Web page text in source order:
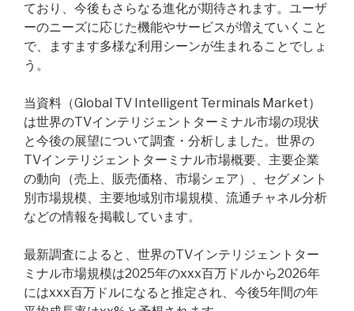
ており、今後もさらなる進化が期待されます。ユーザ
ーのニーズに応じた機能やサービスが増えていくこと
で、ますます多様な利用シーンが生まれることでしょ
う。
当資料（Global TV Intelligent Terminals Market）
は世界のTVインテリジェントターミナル市場の現状
と今後の展望について調査・分析しました。世界の
TVインテリジェントターミナル市場概要、主要企業
の動向（売上、販売価格、市場シェア）、セグメント
別市場規模、主要地域別市場規模、流通チャネル分析
などの情報を掲載しています。
最新調査によると、世界のTVインテリジェントター
ミナル市場規模は2025年のxxx百万ドルから2026年
にはxxx百万ドルになると推定され、今後5年間の年